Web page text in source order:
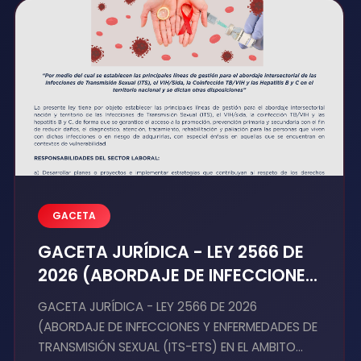
vital revisar las afiliaciones recientes para
asegurar que cumplan con el nuevo anexo
GACETA
GACETA JURÍDICA - LEY 2566 DE
2026 (ABORDAJE DE INFECCIONES
Y ENFERMEDADES DE
TRANSMISIÓN SEXUAL (ITS-ETS)
EN EL AMBITO LABORAL)
GACETA JURÍDICA - LEY 2566 DE 2026
(ABORDAJE DE INFECCIONES Y ENFERMEDADES DE
TRANSMISIÓN SEXUAL (ITS-ETS) EN EL AMBITO